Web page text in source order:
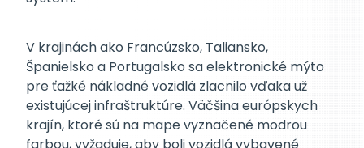
V krajinách ako Francúzsko, Taliansko,
Španielsko a Portugalsko sa elektronické mýto
pre ťažké nákladné vozidlá zlacnilo vďaka už
existujúcej infraštruktúre. Väčšina európskych
krajín, ktoré sú na mape vyznačené modrou
farbou, vyžaduje, aby boli vozidlá vybavené